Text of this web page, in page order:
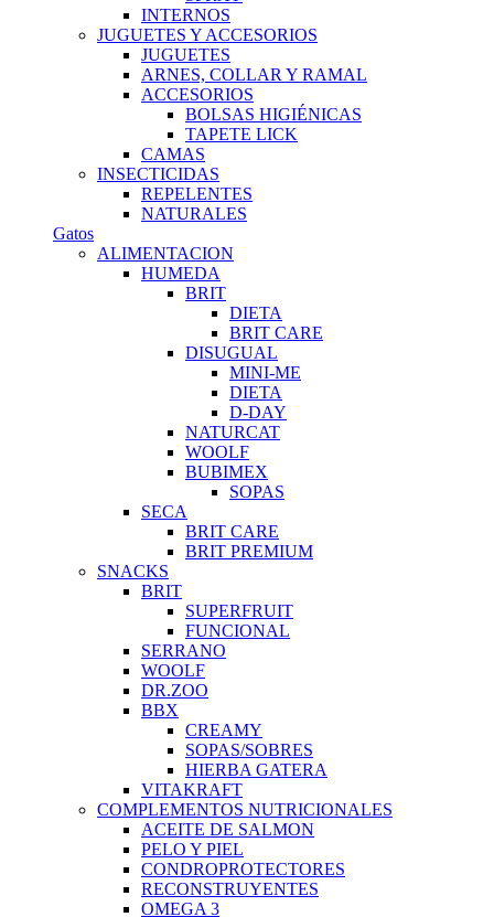
INTERNOS
JUGUETES Y ACCESORIOS
JUGUETES
ARNES, COLLAR Y RAMAL
ACCESORIOS
BOLSAS HIGIÉNICAS
TAPETE LICK
CAMAS
INSECTICIDAS
REPELENTES
NATURALES
Gatos
ALIMENTACION
HUMEDA
BRIT
DIETA
BRIT CARE
DISUGUAL
MINI-ME
DIETA
D-DAY
NATURCAT
WOOLF
BUBIMEX
SOPAS
SECA
BRIT CARE
BRIT PREMIUM
SNACKS
BRIT
SUPERFRUIT
FUNCIONAL
SERRANO
WOOLF
DR.ZOO
BBX
CREAMY
SOPAS/SOBRES
HIERBA GATERA
VITAKRAFT
COMPLEMENTOS NUTRICIONALES
ACEITE DE SALMON
PELO Y PIEL
CONDROPROTECTORES
RECONSTRUYENTES
OMEGA 3